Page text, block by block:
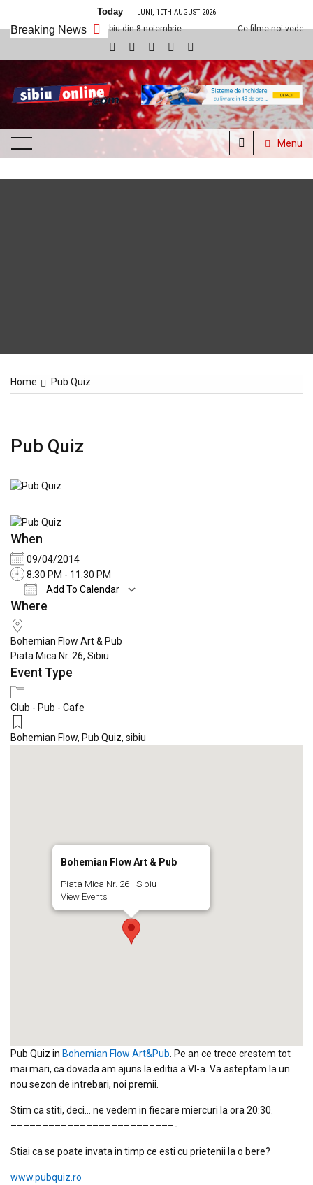
Today LUNI, 10TH AUGUST 2026
Breaking News
Cineplexx Sibiu din 8 noiembrie Ce filme noi vedem la Cineplexx
SibiuOnline.com
… locatii si evenimente din
Sibiu!!!
Menu
Home Pub Quiz
Pub Quiz
When
09/04/2014
8:30 PM - 11:30 PM
Add To Calendar
Download ICS
Where
Bohemian Flow Art & Pub
Piata Mica Nr. 26, Sibiu
Event Type
Club - Pub - Cafe
Bohemian Flow, Pub Quiz, sibiu
Bohemian Flow Art & Pub
Piata Mica Nr. 26 - Sibiu
View Events
Pub Quiz in Bohemian Flow Art&Pub . Pe an ce trece crestem tot
mai mari, ca dovada am ajuns la editia a VI-a. Va asteptam la un
nou sezon de intrebari, noi premii.
Stim ca stiti, deci… ne vedem in fiecare miercuri la ora 20:30.
––––––––––––––––––––––––––-
Stiai ca se poate invata in timp ce esti cu prietenii la o bere?
www.pubquiz.ro